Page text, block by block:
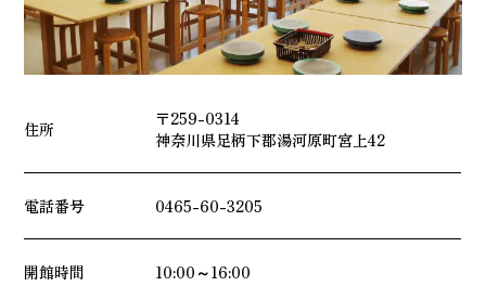
住所
〒259-0314
神奈川県足柄下郡湯河原町宮上42
電話番号 0465-60-3205
開館時間 10:00～16:00